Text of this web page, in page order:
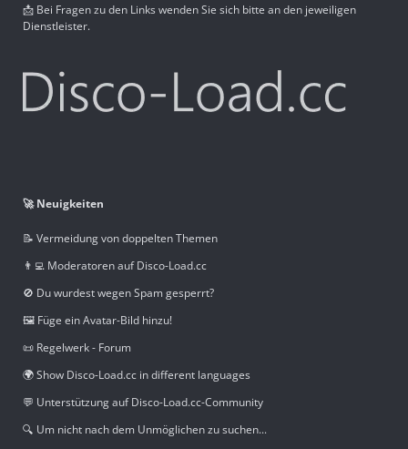
📩 Bei Fragen zu den Links wenden Sie sich bitte an den jeweiligen
Dienstleister.
🚀 Neuigkeiten
📝 Vermeidung von doppelten Themen
👨‍💻 Moderatoren auf Disco-Load.cc
🚫 Du wurdest wegen Spam gesperrt?
🖼️ Füge ein Avatar-Bild hinzu!
📜 Regelwerk - Forum
🌍 Show Disco-Load.cc in different languages
💬 Unterstützung auf Disco-Load.cc-Community
🔍 Um nicht nach dem Unmöglichen zu suchen...